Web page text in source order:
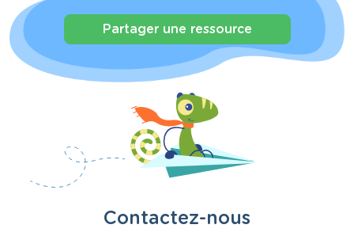
Partager une ressource
Contactez-nous